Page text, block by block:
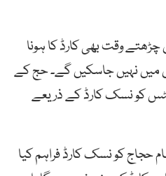
وقت بھی کارڈ کا ہونا
میں نہیں جاسکیں گے۔ حج کے
کو نسک کارڈ کے ذریعے
حجاج کو نسک کارڈ فراہم کیا